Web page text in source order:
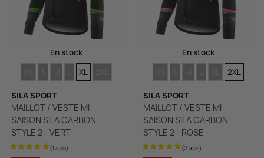
En stock
TAILLESTAILLES
TAILLES
TAILLES
TAILLES
XL TAILLES
SILA SPORT
MAILLOT / VESTE MI-
SAISON SILA CARBON
STYLE 2 - VERT
En stock
TAILLESTAILLES
TAILLES
TAILLES
TAILLES
TAILLES
2XL
SILA SPORT
MAILLOT / VESTE MI-
SAISON SILA CARBON
STYLE 2 - ROSE